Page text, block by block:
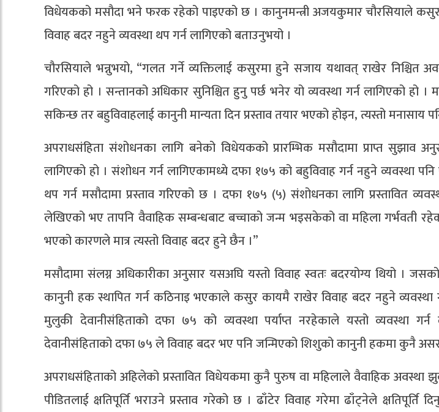
विधेयकको मसौदा भने फरक रहेको पाइएको छ । कानुनमन्त्री अजयकुमार चौरसियाले कसुर
विवाह बदर नहुने व्यवस्था थप गर्न लागिएको बताउनुभयो ।
चौरसियाले भन्नुभयो, “गलत गर्ने व्यक्तिलाई कसुरमा हुने सजाय यथावत् राखेर निश्चित
गरिएको हो । सन्तानको अधिकार सुनिश्चित हुनु पर्छ भनेर यो व्यवस्था गर्न लागिएको हो ।
सकिन्छ तर बहुविवाहलाई कानुनी मान्यता दिन प्रस्ताव तयार भएको होइन, त्यस्तो मनासाय
अपराधसंहिता संशोधनका लागि बनेको विधेयकको प्रारम्भिक मसौदामा प्राप्त सुझाव
लागिएको हो । संशोधन गर्न लागिएकामध्ये दफा १७५ को बहुविवाह गर्न नहुने व्यवस्था
थप गर्न मसौदामा प्रस्ताव गरिएको छ । दफा १७५ (५) संशोधनका लागि प्रस्तावित
लेखिएको भए तापनि वैवाहिक सम्बन्धबाट बच्चाको जन्म भइसकेको वा महिला गर्भवती
भएको कारणले मात्र त्यस्तो विवाह बदर हुने छैन ।”
मसौदामा संलग्न अधिकारीका अनुसार यसअघि यस्तो विवाह स्वतः बदरयोग्य थियो ।
कानुनी हक स्थापित गर्न कठिनाइ भएकाले कसुर कायमै राखेर विवाह बदर नहुने व्यवस्था
मुलुकी देवानीसंहिताको दफा ७५ को व्यवस्था पर्याप्त नरहेकाले यस्तो व्यवस्था
देवानीसंहिताको दफा ७५ ले विवाह बदर भए पनि जन्मिएको शिशुको कानुनी हकमा कुनै
अपराधसंहिताको अहिलेको प्रस्तावित विधेयकमा कुनै पुरुष वा महिलाले वैवाहिक अवस्था
पीडितलाई क्षतिपूर्ति भराउने प्रस्ताव गरेको छ । ढाँटेर विवाह गरेमा ढाँट्नेले क्षतिपूर्ति